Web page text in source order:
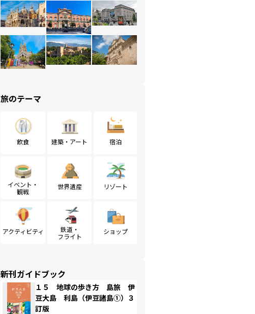
旅のテーマ
飲食 建築・アート 宿泊
イベント・
観戦
世界遺産 リゾート
アクティビティ
鉄道・
フライト
ショップ
新刊ガイドブック
１５ 地球の歩き方 島旅 伊
豆大島 利島（伊豆諸島①）３
訂版